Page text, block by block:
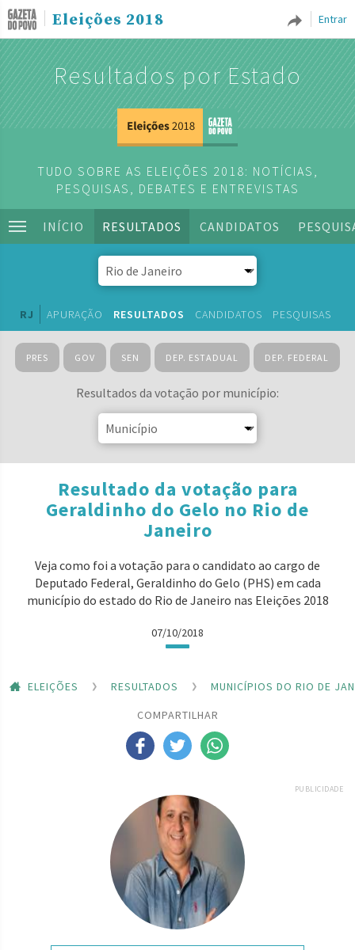
Entrar
Eleições 2018
Resultados por Estado
TUDO SOBRE AS ELEIÇÕES 2018: NOTÍCIAS,
PESQUISAS, DEBATES E ENTREVISTAS
INÍCIO RESULTADOS CANDIDATOS
RJ APURAÇÃO RESULTADOS CANDIDATOS PESQUISAS
PRES GOV SEN DEP. ESTADUAL DEP. FEDERAL
Resultados da votação por município:
Resultado da votação para
Geraldinho do Gelo no Rio de
Janeiro
Veja como foi a votação para o candidato ao cargo de
Deputado Federal, Geraldinho do Gelo (PHS) em cada
município do estado do Rio de Janeiro nas Eleições 2018
07/10/2018
ELEIÇÕES RESULTADOS
MUNICÍPIOS DO RIO DE
COMPARTILHAR
PUBLICIDADE